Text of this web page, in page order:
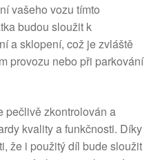
vašeho vozu tímto
budou sloužit k
a sklopení, což je zvláště
provozu nebo při parkování
pečlivě zkontrolován a
kvality a funkčnosti. Díky
že i použitý díl bude sloužit